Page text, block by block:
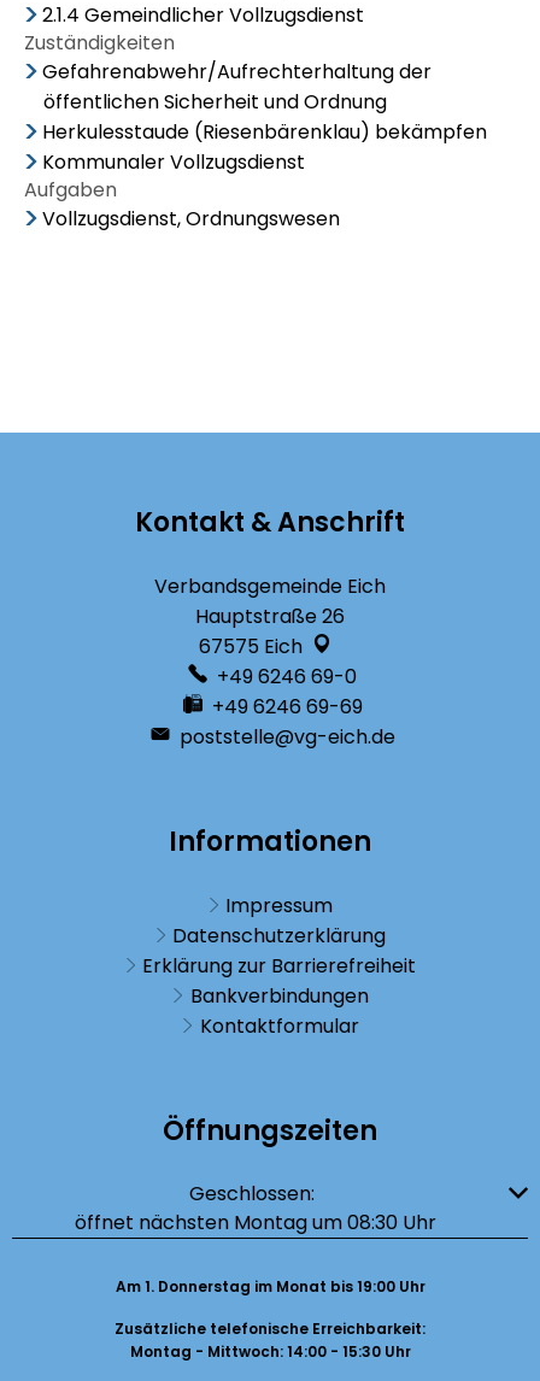
2.1.4 Gemeindlicher Vollzugsdienst
Zuständigkeiten
Gefahrenabwehr/Aufrechterhaltung der
öffentlichen Sicherheit und Ordnung
Herkulesstaude (Riesenbärenklau) bekämpfen
Kommunaler Vollzugsdienst
Aufgaben
Vollzugsdienst, Ordnungswesen
Kontakt & Anschrift
Verbandsgemeinde Eich
Hauptstraße 26
67575 Eich
+49 6246 69-0
+49 6246 69-69
poststelle@vg-eich.de
Informationen
Impressum
Datenschutzerklärung
Erklärung zur Barrierefreiheit
Bankverbindungen
Kontaktformular
Öffnungszeiten
Klicken, um weitere Öffnungs- oder Schließzeiten auszublenden
Geschlossen:
öffnet nächsten Montag um 08:30 Uhr
Am 1. Donnerstag im Monat bis 19:00 Uhr
Zusätzliche telefonische Erreichbarkeit:
Montag - Mittwoch: 14:00 - 15:30 Uhr